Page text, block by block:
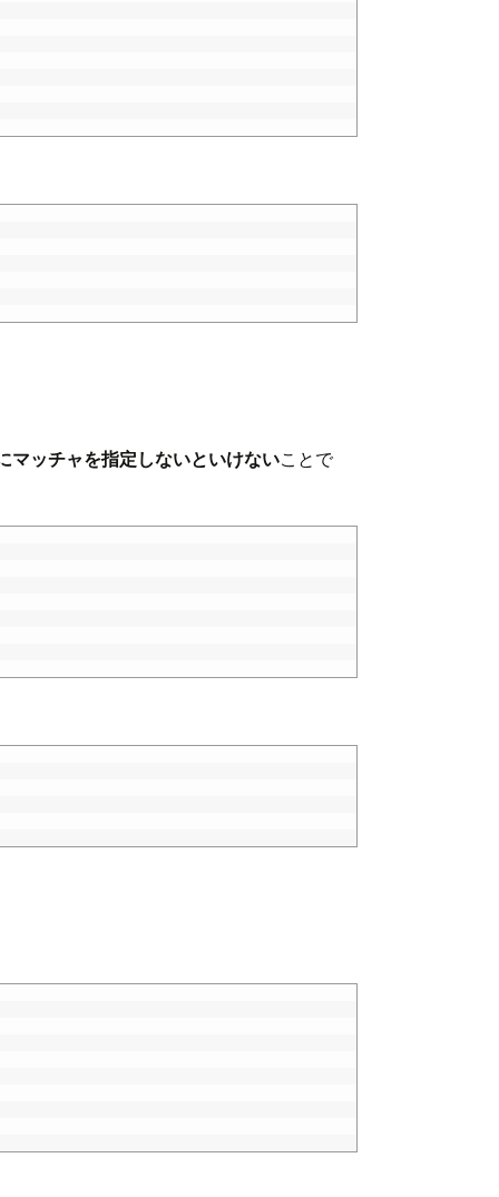
マッチャを指定しないといけないことで